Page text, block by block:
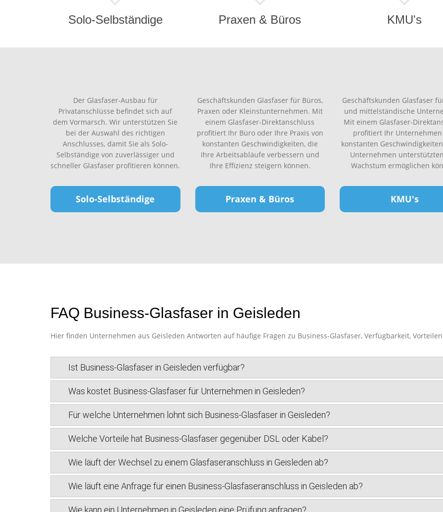
Solo-Selbständige
Der Glasfaser-Ausbau für
Privatanschlüsse befindet sich auf
dem Vormarsch. Wir unterstützen Sie
bei der Auswahl des richtigen
Anschlusses, damit Sie als Solo-
Selbständige von zuverlässiger und
schneller Glasfaser profitieren können.
Solo-Selbständige
Praxen & Büros
Geschäftskunden Glasfaser für Büros,
Praxen oder Kleinstunternehmen. Mit
einem Glasfaser-Direktanschluss
profitiert Ihr Büro oder Ihre Praxis von
konstanten Geschwindigkeiten, die
Ihre Arbeitsabläufe verbessern und
Ihre Effizienz steigern können.
Praxen & Büros
KMU's
Geschäftskunden Glasfaser
und mittelständische
Mit einem Glasfaser-
profitiert Ihr Unternehmen
konstanten
Unternehmen
Wachstum ermöglichen
KMU's
FAQ Business-Glasfaser in Geisleden
Hier finden Unternehmen aus Geisleden Antworten auf häufige Fragen zu Business-Glasfaser, Verfügbarkeit,
Ist Business-Glasfaser in Geisleden verfügbar?
Was kostet Business-Glasfaser für Unternehmen in Geisleden?
Für welche Unternehmen lohnt sich Business-Glasfaser in Geisleden?
Welche Vorteile hat Business-Glasfaser gegenüber DSL oder Kabel?
Wie läuft der Wechsel zu einem Glasfaseranschluss in Geisleden ab?
Wie läuft eine Anfrage für einen Business-Glasfaseranschluss in Geisleden ab?
Wie kann ein Unternehmen in Geisleden eine Prüfung anfragen?